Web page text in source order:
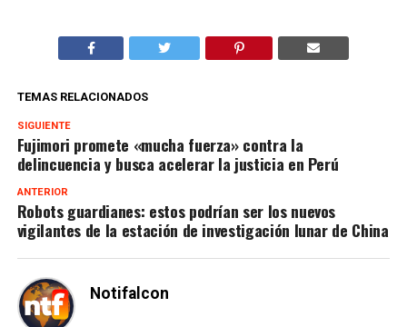
TEMAS RELACIONADOS
SIGUIENTE
Fujimori promete «mucha fuerza» contra la
delincuencia y busca acelerar la justicia en Perú
ANTERIOR
Robots guardianes: estos podrían ser los nuevos
vigilantes de la estación de investigación lunar de China
Notifalcon